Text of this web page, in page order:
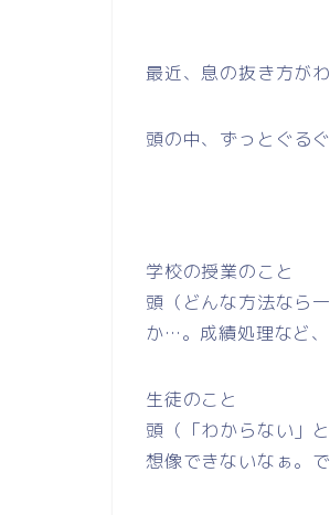
最近、息の抜き方が
頭の中、ずっとぐる
学校の授業のこと
頭（どんな方法なら
か…。成績処理など
生徒のこと
頭（「わからない」
想像できないなぁ。